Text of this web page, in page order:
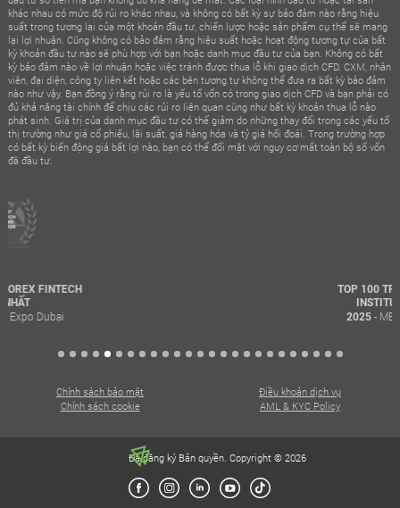
khác nhau có mức độ rủi ro khác nhau, và không có bất kỳ sự bảo đảm nào rằng hiệu
suất trong tương lai của một khoản đầu tư, chiến lược hoặc sản phẩm cụ thể sẽ mang
lại lợi nhuận. Cũng không có bảo đảm rằng hiệu suất hoặc hoạt động tương tự của bất
kỳ khoản đầu tư nào sẽ phù hợp với bạn hoặc danh mục đầu tư của bạn. Không có bất
kỳ bảo đảm nào về lợi nhuận hoặc việc tránh được thua lỗ khi giao dịch CFD. CXM, nhân
viên, đại diện, công ty liên kết hoặc các bên tương tự không thể đưa ra bất kỳ bảo đảm
nào như vậy. Bạn đồng ý rằng rủi ro là yếu tố vốn có trong giao dịch CFD và bạn phải có
đủ khả năng tài chính để chịu các rủi ro liên quan cũng như bất kỳ khoản thua lỗ nào
phát sinh. Giá trị của danh mục đầu tư có thể giảm do những thay đổi trong các yếu tố
thị trường như giá cổ phiếu, lãi suất, giá hàng hóa và tỷ giá hối đoái. Trong trường hợp
có bất kỳ biến động giá bất lợi nào, bạn có thể đối mặt với nguy cơ mất toàn bộ số vốn
đã đầu tư.
Chính sách bảo mật
Điều khoản dịch vụ
Chính sách cookie
AML & KYC Policy
Đã đăng ký Bản quyền. Copyright © 2026